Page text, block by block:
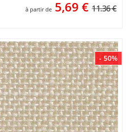
à partir de 5,69 € 11.36 €
- 50%